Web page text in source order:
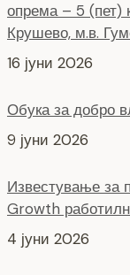
опрема – 5 (пет)
Крушево, м.в.
16 јуни 2026
Обука за добро
9 јуни 2026
Известување
Growth
4 јуни 2026